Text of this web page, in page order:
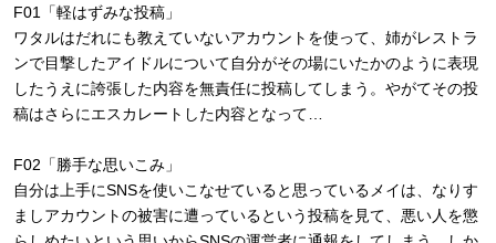
F01「軽はずみな投稿」
ワタルはだれにも教えていないアカウントを使って、姉がレストラ
ンで目撃したアイドルについて自分がその場にいたかのように表現
したうえに誇張した内容を無責任に投稿してしまう。やがてその投
稿はさらにエスカレートした内容となって…
F02「勝手な思いこみ」
自分は上手にSNSを使いこなせていると思っているメイは、なりす
ましアカウントの被害に遭っているという投稿を見て、悪い人を懲